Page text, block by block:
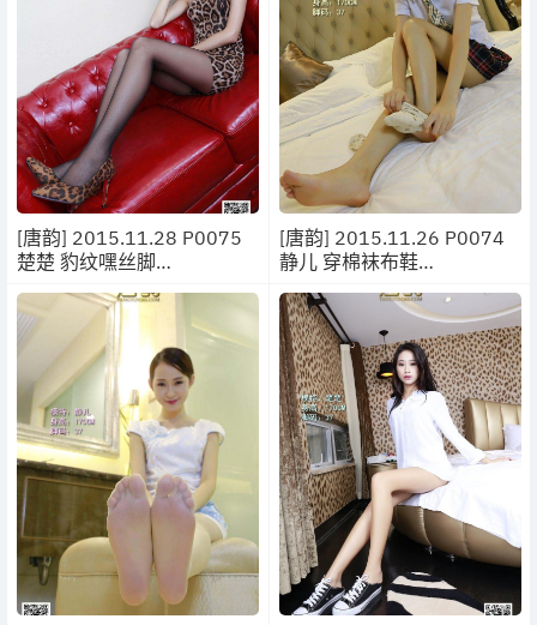
[唐韵] 2015.11.28 P0075
楚楚 豹纹嘿丝脚
[唐韵] 2015.11.26 P0074
静儿 穿棉袜布鞋